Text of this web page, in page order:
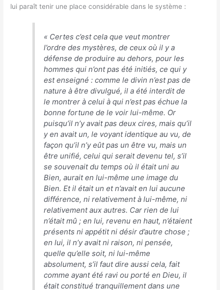
lui paraît tenir une place considérable dans le système :
« Certes c’est cela que veut montrer
l’ordre des mystères, de ceux où il y a
défense de produire au dehors, pour les
hommes qui n’ont pas été initiés, ce qui y
est enseigné : comme le divin n’est pas de
nature à être divulgué, il a été interdit de
le montrer à celui à qui n’est pas échue la
bonne fortune de le voir lui-même. Or
puisqu’il n’y avait pas deux cires, mais qu’il
y en avait un, le voyant identique au vu, de
façon qu’il n’y eût pas un être vu, mais un
être unifié, celui qui serait devenu tel, s’il
se souvenait du temps où il était uni au
Bien, aurait en lui-même une image du
Bien. Et il était un et n’avait en lui aucune
différence, ni relativement à lui-même, ni
relativement aux autres. Car rien de lui
n’était mû ; en lui, revenu en haut, n’étaient
présents ni appétit ni désir d’autre chose ;
en lui, il n’y avait ni raison, ni pensée,
quelle qu’elle soit, ni lui-même
absolument, s’il faut dire aussi cela, fait
comme ayant été ravi ou porté en Dieu, il
était constitué tranquillement dans une